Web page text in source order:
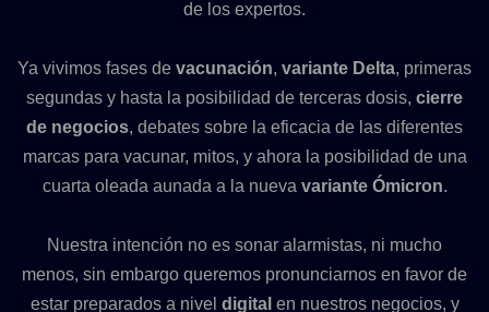
de los expertos.
Ya vivimos fases de vacunación, variante Delta, primeras
segundas y hasta la posibilidad de terceras dosis, cierre
de negocios, debates sobre la eficacia de las diferentes
marcas para vacunar, mitos, y ahora la posibilidad de una
cuarta oleada aunada a la nueva variante Ómicron.
Nuestra intención no es sonar alarmistas, ni mucho
menos, sin embargo queremos pronunciarnos en favor de
estar preparados a nivel digital en nuestros negocios, y